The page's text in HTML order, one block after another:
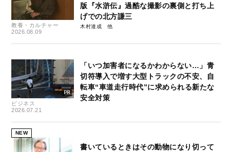
教養・カルチャー
2026.08.09
版『水滸伝』過酷な撮影の裏側と打ち上
げでの北方謙三
木村達成
ビジネス
2026.07.21
「いつ加害者になるかわからない…」青
切符導入で増す大型トラックの不安、自
転車“車道走行時代”に求められる新たな
安全対策
NEW
書いているときはその動物になり切って